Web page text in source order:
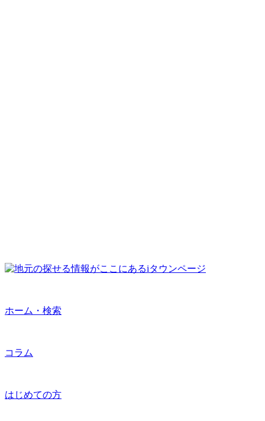
ホーム・検索
コラム
はじめての方